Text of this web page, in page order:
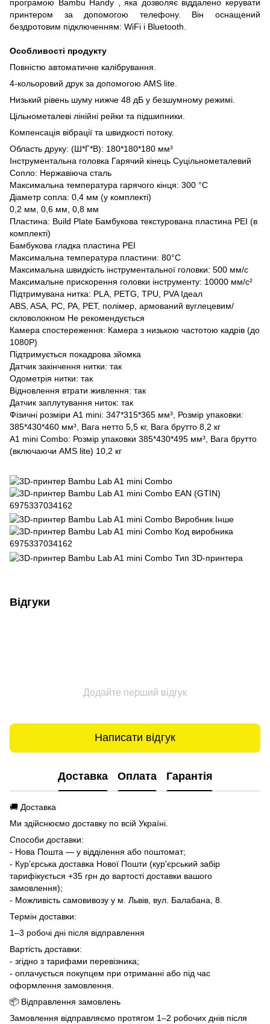
програмою Bambu Handy , яка дозволяє віддалено керувати
принтером за допомогою телефону. Він оснащений
бездротовим підключенням: WiFi і Bluetooth.
Особливості продукту
Повністю автоматичне калібрування.
4-кольоровий друк за допомогою AMS lite.
Низький рівень шуму нижче 48 дБ у безшумному режимі.
Цільнометалеві лінійні рейки та підшипники.
Компенсація вібрації та швидкості потоку.
Область друку: (Ш*Г*В): 180*180*180 мм³
Інструментальна головка Гарячий кінець Суцільнометалевий
Сопло: Нержавіюча сталь
Максимальна температура гарячого кінця: 300 °C
Діаметр сопла: 0,4 мм (у комплекті)
0,2 мм, 0,6 мм, 0,8 мм
Пластина: Build Plate Бамбукова текстурована пластина PEI (в
комплекті)
Бамбукова гладка пластина PEI
Максимальна температура пластини: 80°C
Максимальна швидкість інструментальної головки: 500 мм/с
Максимальне прискорення головки інструменту: 10000 мм/с²
Підтримувана нитка: PLA, PETG, TPU, PVA Ідеал
ABS, ASA, PC, PA, PET, полімер, армований вуглецевим/
скловолокном Не рекомендується
Камера спостереження: Камера з низькою частотою кадрів (до
1080P)
Підтримується покадрова зйомка
Датчик закінчення нитки: так
Одометрія нитки: так
Відновлення втрати живлення: так
Датчик заплутування ниток: так
Фізичні розміри A1 mini: 347*315*365 мм³, Розмір упаковки:
385*430*460 мм³, Вага нетто 5,5 кг, Вага брутто 8,2 кг
A1 mini Combo: Розмір упаковки 385*430*495 мм³, Вага брутто
(включаючи AMS lite) 10,2 кг
Відгуки
Додайте перший відгук
Написати відгук
Доставка Оплата Гарантія
🚚 Доставка
Ми здійснюємо доставку по всій Україні.
Способи доставки:
- Нова Пошта — у відділення або поштомат;
- Кур’єрська доставка Нової Пошти (кур'єрський забір
тарифікується +35 грн до вартості доставки вашого
замовлення);
- Можливість самовивозу у м. Львів, вул. Балабана, 8.
Термін доставки:
1–3 робочі дні після відправлення
Вартість доставки:
- згідно з тарифами перевізника;
- оплачується покупцем при отриманні або під час
оформлення замовлення.
📦 Відправлення замовлень
Замовлення відправляємо протягом 1–2 робочих днів після